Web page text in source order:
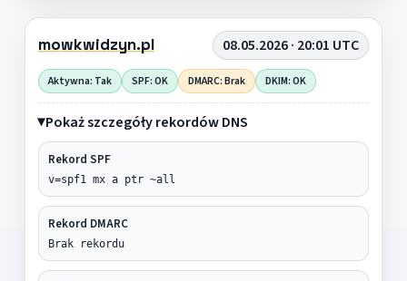
mowkwidzyn.pl 08.05.2026 · 20:01 UTC
Aktywna: Tak SPF: OK DMARC: Brak DKIM: OK
Pokaż szczegóły rekordów DNS
Rekord SPF
v=spf1 mx a ptr ~all
Rekord DMARC
Brak rekordu